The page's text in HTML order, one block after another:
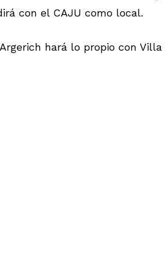
con el CAJU como local.
hará lo propio con